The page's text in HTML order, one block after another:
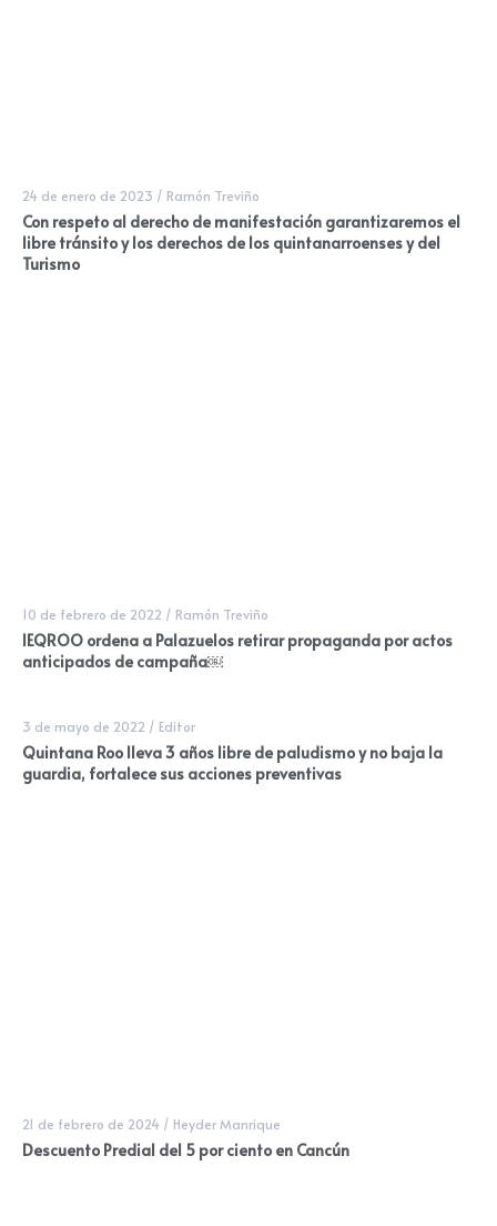
24 de enero de 2023 / Ramón Treviño
Con respeto al derecho de manifestación garantizaremos el
libre tránsito y los derechos de los quintanarroenses y del
Turismo
10 de febrero de 2022 / Ramón Treviño
IEQROO ordena a Palazuelos retirar propaganda por actos
anticipados de campaña￼
3 de mayo de 2022 / Editor
Quintana Roo lleva 3 años libre de paludismo y no baja la
guardia, fortalece sus acciones preventivas
21 de febrero de 2024 / Heyder Manrique
Descuento Predial del 5 por ciento en Cancún